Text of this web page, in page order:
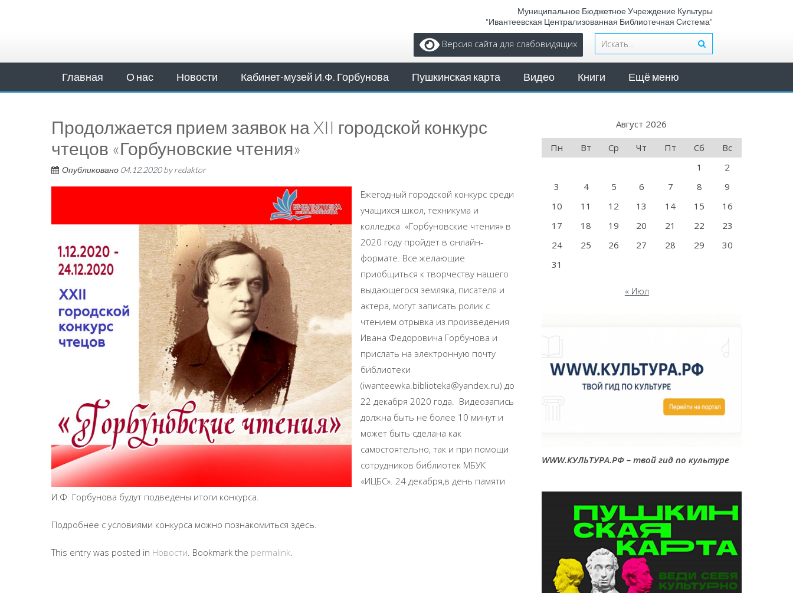
Муниципальное Бюджетное Учреждение Культуры
"Ивантеевская Централизованная Библиотечная Система"
Версия сайта для слабовидящих
Главная О нас Новости Кабинет-музей И.Ф. Горбунова Пушкинская карта Видео Книги Ещё меню
Продолжается прием заявок на XII городской конкурс
чтецов «Горбуновские чтения»
Опубликовано 04.12.2020byredaktor
Ежегодный городской конкурс среди
учащихся школ, техникума и
колледжа «Горбуновские чтения» в
2020 году пройдет в онлайн-
формате. Все желающие
приобщиться к творчеству нашего
выдающегося земляка, писателя и
актера, могут записать ролик с
чтением отрывка из произведения
Ивана Федоровича Горбунова и
прислать на электронную почту
библиотеки
(iwanteewka.biblioteka@yandex.ru) до
22 декабря 2020 года. Видеозапись
должна быть не более 10 минут и
может быть сделана как
самостоятельно, так и при помощи
сотрудников библиотек МБУК
«ИЦБС». 24 декабря,в день памяти
И.Ф. Горбунова будут подведены итоги конкурса.
Подробнее с условиями конкурса можно познакомиться здесь.
This entry was posted in Новости. Bookmark the permalink.
Август 2026
Пн
Вт Ср Чт Пт Сб
Вс
1
2
3
4 5 6 7 8
9
10
11 12 13 14 15
16
17
18 19 20 21 22
23
24
25 26 27 28 29
30
31
« Июл
WWW.КУЛЬТУРА.РФ – твой гид по культуре